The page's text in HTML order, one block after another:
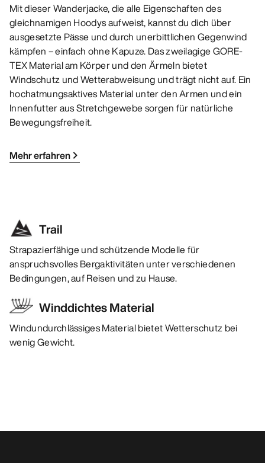
Mit dieser Wanderjacke, die alle Eigenschaften des
gleichnamigen Hoodys aufweist, kannst du dich über
ausgesetzte Pässe und durch unerbittlichen Gegenwind
kämpfen – einfach ohne Kapuze. Das zweilagige GORE-
TEX Material am Körper und den Ärmeln bietet
Windschutz und Wetterabweisung und trägt nicht auf. Ein
hochatmungsaktives Material unter den Armen und ein
Innenfutter aus Stretchgewebe sorgen für natürliche
Bewegungsfreiheit.
Mehr erfahren
Trail
Strapazierfähige und schützende Modelle für
anspruchsvolles Bergaktivitäten unter verschiedenen
Bedingungen, auf Reisen und zu Hause.
Winddichtes Material
Windundurchlässiges Material bietet Wetterschutz bei
wenig Gewicht.